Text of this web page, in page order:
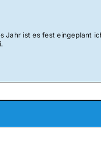
Jahr ist es fest eingeplant